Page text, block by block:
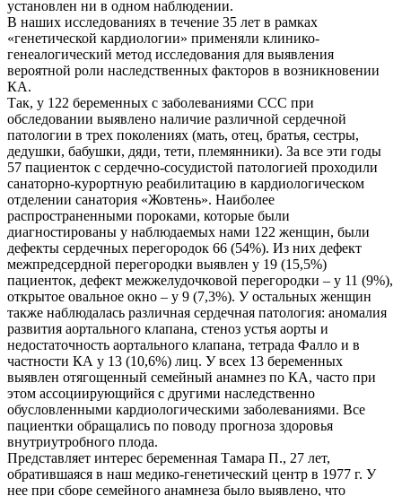
установлен ни в одном наблюдении.
В наших исследованиях в течение 35 лет в рамках
«генетической кардиологии» применяли клинико-
генеалогический метод исследования для выявления
вероятной роли наследственных факторов в возникновении
КА.
Так, у 122 беременных с заболеваниями ССС при
обследовании выявлено наличие различной сердечной
патологии в трех поколениях (мать, отец, братья, сестры,
дедушки, бабушки, дяди, тети, племянники). За все эти годы
57 пациенток с сердечно-сосудистой патологией проходили
санаторно-курортную реабилитацию в кардиологическом
отделении санатория «Жовтень». Наиболее
распространенными пороками, которые были
диагностированы у наблюдаемых нами 122 женщин, были
дефекты сердечных перегородок 66 (54%). Из них дефект
межпредсердной перегородки выявлен у 19 (15,5%)
пациенток, дефект межжелудочковой перегородки – у 11 (9%),
открытое овальное окно – у 9 (7,3%). У остальных женщин
также наблюдалась различная сердечная патология: аномалия
развития аортального клапана, стеноз устья аорты и
недостаточность аортального клапана, тетрада Фалло и в
частности КА у 13 (10,6%) лиц. У всех 13 беременных
выявлен отягощенный семейный анамнез по КА, часто при
этом ассоциирующийся с другими наследственно
обусловленными кардиологическими заболеваниями. Все
пациентки обращались по поводу прогноза здоровья
внутриутробного плода.
Представляет интерес беременная Тамара П., 27 лет,
обратившаяся в наш медико-генетический центр в 1977 г. У
нее при сборе семейного анамнеза было выявлено, что